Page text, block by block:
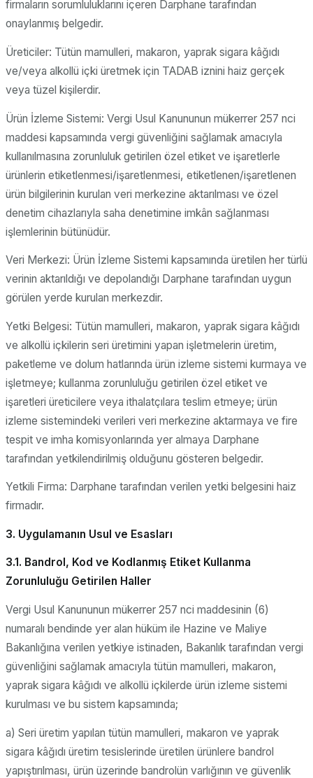
firmaların sorumluluklarını içeren Darphane tarafından
onaylanmış belgedir.
Üreticiler: Tütün mamulleri, makaron, yaprak sigara kâğıdı
ve/veya alkollü içki üretmek için TADAB iznini haiz gerçek
veya tüzel kişilerdir.
Ürün İzleme Sistemi: Vergi Usul Kanununun mükerrer 257 nci
maddesi kapsamında vergi güvenliğini sağlamak amacıyla
kullanılmasına zorunluluk getirilen özel etiket ve işaretlerle
ürünlerin etiketlenmesi/işaretlenmesi, etiketlenen/işaretlenen
ürün bilgilerinin kurulan veri merkezine aktarılması ve özel
denetim cihazlarıyla saha denetimine imkân sağlanması
işlemlerinin bütünüdür.
Veri Merkezi: Ürün İzleme Sistemi kapsamında üretilen her türlü
verinin aktarıldığı ve depolandığı Darphane tarafından uygun
görülen yerde kurulan merkezdir.
Yetki Belgesi: Tütün mamulleri, makaron, yaprak sigara kâğıdı
ve alkollü içkilerin seri üretimini yapan işletmelerin üretim,
paketleme ve dolum hatlarında ürün izleme sistemi kurmaya ve
işletmeye; kullanma zorunluluğu getirilen özel etiket ve
işaretleri üreticilere veya ithalatçılara teslim etmeye; ürün
izleme sistemindeki verileri veri merkezine aktarmaya ve fire
tespit ve imha komisyonlarında yer almaya Darphane
tarafından yetkilendirilmiş olduğunu gösteren belgedir.
Yetkili Firma: Darphane tarafından verilen yetki belgesini haiz
firmadır.
3. Uygulamanın Usul ve Esasları
3.1. Bandrol, Kod ve Kodlanmış Etiket Kullanma
Zorunluluğu Getirilen Haller
Vergi Usul Kanununun mükerrer 257 nci maddesinin (6)
numaralı bendinde yer alan hüküm ile Hazine ve Maliye
Bakanlığına verilen yetkiye istinaden, Bakanlık tarafından vergi
güvenliğini sağlamak amacıyla tütün mamulleri, makaron,
yaprak sigara kâğıdı ve alkollü içkilerde ürün izleme sistemi
kurulması ve bu sistem kapsamında;
a) Seri üretim yapılan tütün mamulleri, makaron ve yaprak
sigara kâğıdı üretim tesislerinde üretilen ürünlere bandrol
yapıştırılması, ürün üzerinde bandrolün varlığının ve güvenlik